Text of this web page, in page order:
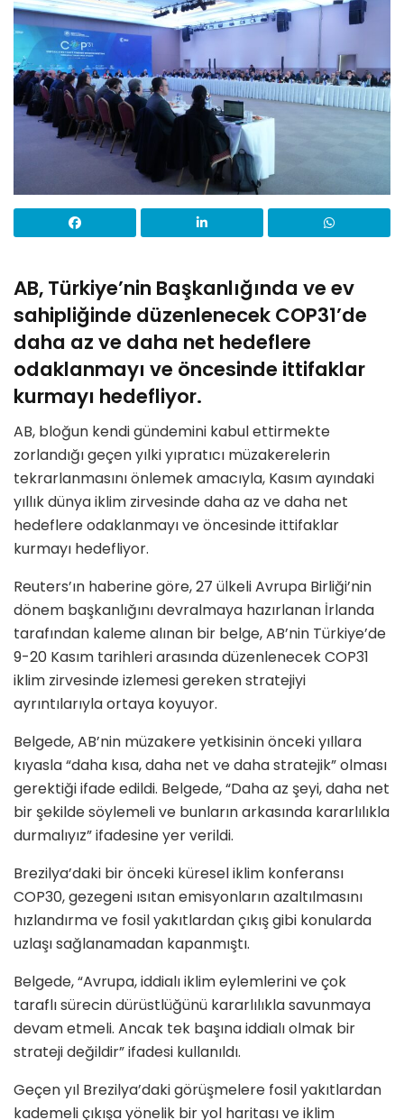
AB, Türkiye’nin Başkanlığında ve ev
sahipliğinde düzenlenecek COP31’de
daha az ve daha net hedeflere
odaklanmayı ve öncesinde ittifaklar
kurmayı hedefliyor.
AB, bloğun kendi gündemini kabul ettirmekte
zorlandığı geçen yılki yıpratıcı müzakerelerin
tekrarlanmasını önlemek amacıyla, Kasım ayındaki
yıllık dünya iklim zirvesinde daha az ve daha net
hedeflere odaklanmayı ve öncesinde ittifaklar
kurmayı hedefliyor.
Reuters’ın haberine göre, 27 ülkeli Avrupa Birliği’nin
dönem başkanlığını devralmaya hazırlanan İrlanda
tarafından kaleme alınan bir belge, AB’nin Türkiye’de
9-20 Kasım tarihleri arasında düzenlenecek COP31
iklim zirvesinde izlemesi gereken stratejiyi
ayrıntılarıyla ortaya koyuyor.
Belgede, AB’nin müzakere yetkisinin önceki yıllara
kıyasla “daha kısa, daha net ve daha stratejik” olması
gerektiği ifade edildi. Belgede, “Daha az şeyi, daha net
bir şekilde söylemeli ve bunların arkasında kararlılıkla
durmalıyız” ifadesine yer verildi.
Brezilya’daki bir önceki küresel iklim konferansı
COP30, gezegeni ısıtan emisyonların azaltılmasını
hızlandırma ve fosil yakıtlardan çıkış gibi konularda
uzlaşı sağlanamadan kapanmıştı.
Belgede, “Avrupa, iddialı iklim eylemlerini ve çok
taraflı sürecin dürüstlüğünü kararlılıkla savunmaya
devam etmeli. Ancak tek başına iddialı olmak bir
strateji değildir” ifadesi kullanıldı.
Geçen yıl Brezilya’daki görüşmelere fosil yakıtlardan
kademeli çıkışa yönelik bir yol haritası ve iklim